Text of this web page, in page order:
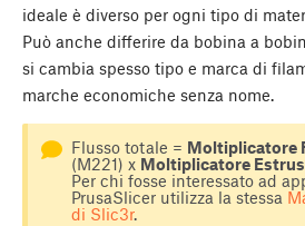
ideale è diverso per ogni tipo di
Può anche differire da bobina a
si cambia spesso tipo e marca di
marche economiche senza nome.
Flusso totale = Moltiplicatore
(M221) x Moltiplicatore
Per chi fosse interessato ad
PrusaSlicer utilizza la stessa
di Slic3r.